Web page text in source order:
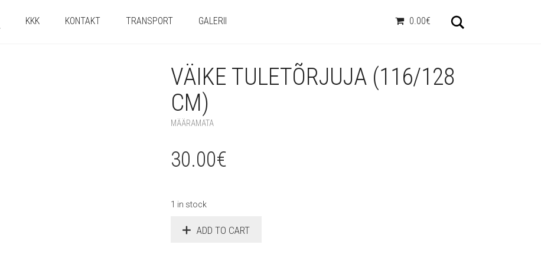
KKK KONTAKT TRANSPORT GALERII 0.00€
VÄIKE TULETÕRJUJA (116/128
CM)
MÄÄRAMATA
30.00€
1 in stock
ADD TO CART